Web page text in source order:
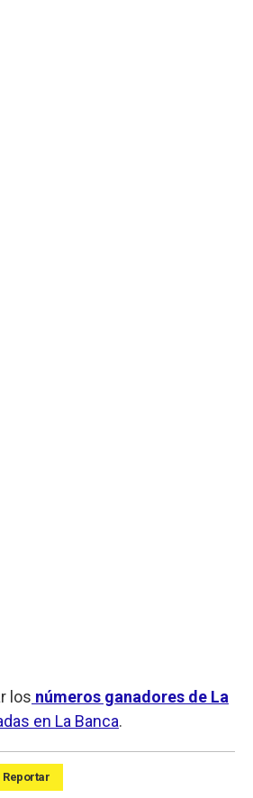
los números ganadores de La
en La Banca.
Reportar